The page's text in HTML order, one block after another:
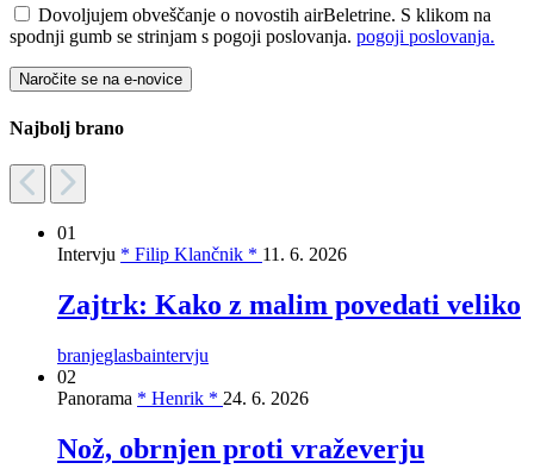
Dovoljujem obveščanje o novostih airBeletrine. S klikom na
spodnji gumb se strinjam s pogoji poslovanja. pogoji poslovanja.
Najbolj brano
01
Intervju * Filip Klančnik * 11. 6. 2026
Zajtrk: Kako z malim povedati veliko
branjeglasbaintervju
02
Panorama * Henrik * 24. 6. 2026
Nož, obrnjen proti vraževerju